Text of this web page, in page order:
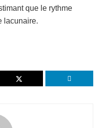
que le rythme
lacunaire.